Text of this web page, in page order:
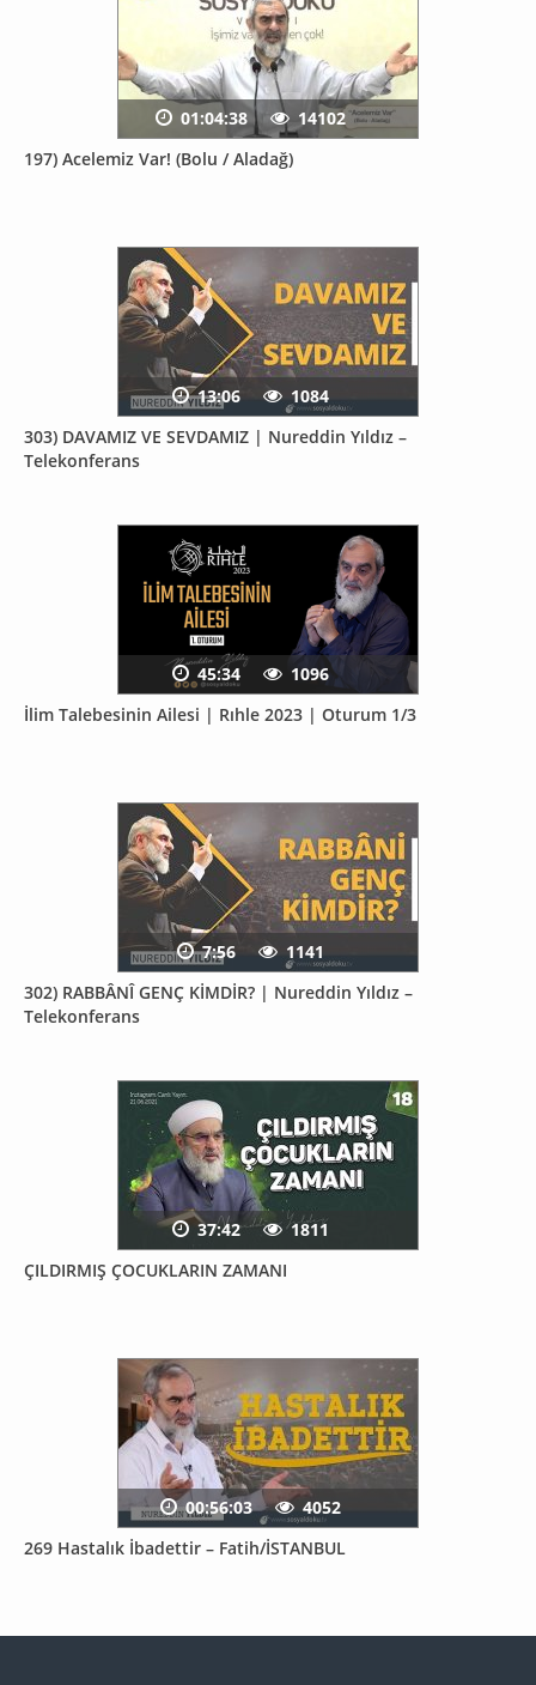
197) Acelemiz Var! (Bolu / Aladağ)
01:04:38 14102
303) DAVAMIZ VE SEVDAMIZ | Nureddin Yıldız –
Telekonferans
13:06 1084
İlim Talebesinin Ailesi | Rıhle 2023 | Oturum 1/3
45:34 1096
302) RABBÂNÎ GENÇ KİMDİR? | Nureddin Yıldız –
Telekonferans
7:56 1141
ÇILDIRMIŞ ÇOCUKLARIN ZAMANI
37:42 1811
269 Hastalık İbadettir – Fatih/İSTANBUL
00:56:03 4052